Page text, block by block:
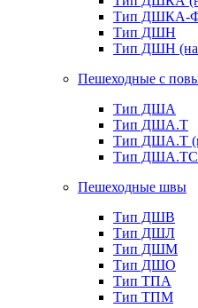
Тип ДШКА-
Тип ДШН
Тип ДШН (на
Пешеходные с
Тип ДША
Тип ДША.Т
Тип ДША.Т
Тип ДША.ТС
Пешеходные швы
Тип ДШВ
Тип ДШЛ
Тип ДШМ
Тип ДШО
Тип ТПА
Тип ТПМ